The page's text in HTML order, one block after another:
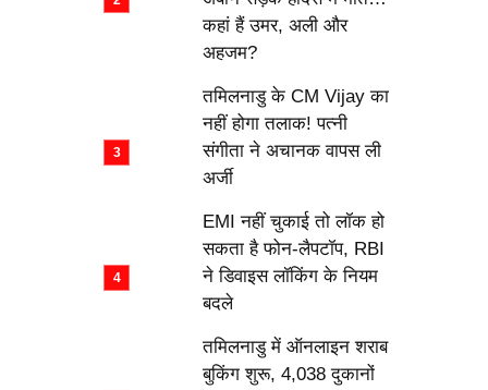
कहां हैं उमर, अली और
अहजम?
तमिलनाडु के CM Vijay का
नहीं होगा तलाक! पत्नी
संगीता ने अचानक वापस ली
अर्जी
EMI नहीं चुकाई तो लॉक हो
सकता है फोन-लैपटॉप, RBI
ने डिवाइस लॉकिंग के नियम
बदले
तमिलनाडु में ऑनलाइन शराब
बुकिंग शुरू, 4,038 दुकानों